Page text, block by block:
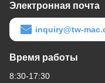
Электронная почта
inquiry@tw-
Время работы
8:30-17:30